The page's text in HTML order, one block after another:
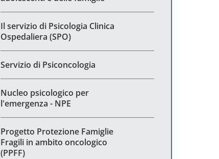
Il servizio di Psicologia Clinica
Ospedaliera (SPO)
Servizio di Psiconcologia
Nucleo psicologico per
l'emergenza - NPE
Progetto Protezione Famiglie
Fragili in ambito oncologico
(PPFF)